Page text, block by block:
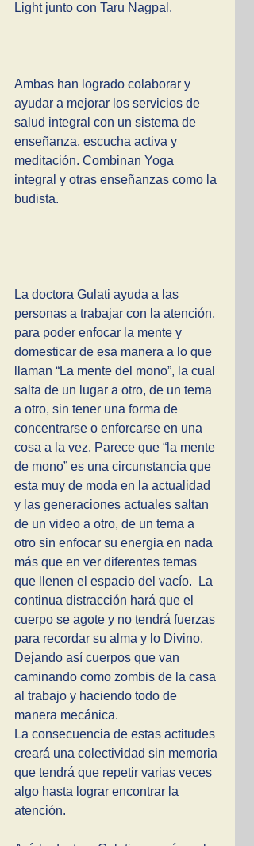
Light junto con Taru Nagpal.
Ambas han logrado colaborar y
ayudar a mejorar los servicios de
salud integral con un sistema de
enseñanza, escucha activa y
meditación. Combinan Yoga
integral y otras enseñanzas como la
budista.
La doctora Gulati ayuda a las
personas a trabajar con la atención,
para poder enfocar la mente y
domesticar de esa manera a lo que
llaman “La mente del mono”, la cual
salta de un lugar a otro, de un tema
a otro, sin tener una forma de
concentrarse o enforcarse en una
cosa a la vez. Parece que “la mente
de mono” es una circunstancia que
esta muy de moda en la actualidad
y las generaciones actuales saltan
de un video a otro, de un tema a
otro sin enfocar su energia en nada
más que en ver diferentes temas
que llenen el espacio del vacío.  La
continua distracción hará que el
cuerpo se agote y no tendrá fuerzas
para recordar su alma y lo Divino.
Dejando así cuerpos que van
caminando como zombis de la casa
al trabajo y haciendo todo de
manera mecánica.
La consecuencia de estas actitudes
creará una colectividad sin memoria
que tendrá que repetir varias veces
algo hasta lograr encontrar la
atención.